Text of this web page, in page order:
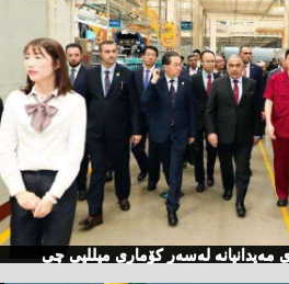
مەیدانیانە لەسەر كۆماری میللیی چی